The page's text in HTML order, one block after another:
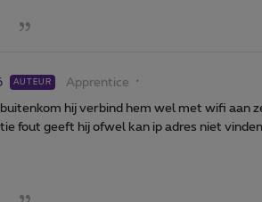
AUTEUR Apprentice
hij verbind hem wel met wifi aan
fout geeft hij ofwel kan ip adres niet vinden